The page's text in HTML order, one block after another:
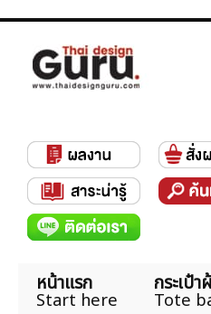
หน้าแรก
Start here
กระเป๋
Tote